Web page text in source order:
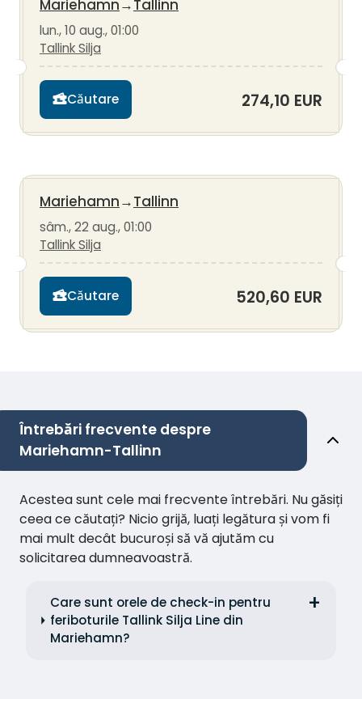
Mariehamn→Tallinn
lun., 10 aug., 01:00
Tallink Silja
Căutare 274,10 EUR
Mariehamn→Tallinn
sâm., 22 aug., 01:00
Tallink Silja
Căutare 520,60 EUR
Întrebări frecvente despre
Mariehamn-Tallinn
Acestea sunt cele mai frecvente întrebări. Nu găsiți
ceea ce căutați? Nicio grijă, luați legătura și vom fi
mai mult decât bucuroși să vă ajutăm cu
solicitarea dumneavoastră.
Care sunt orele de check-in pentru
feriboturile Tallink Silja Line din
Mariehamn?